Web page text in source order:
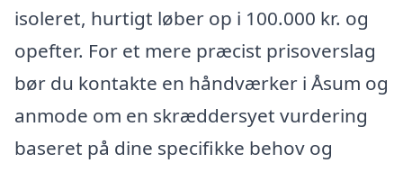
isoleret, hurtigt løber op i 100.000 kr. og
opefter. For et mere præcist prisoverslag
bør du kontakte en håndværker i Åsum og
anmode om en skræddersyet vurdering
baseret på dine specifikke behov og